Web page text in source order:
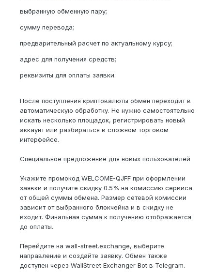
выбранную обменную пару;
сумму перевода;
предварительный расчет по актуальному курсу;
адрес для получения средств;
реквизиты для оплаты заявки.
После поступления криптовалюты обмен переходит в
автоматическую обработку. Не нужно самостоятельно
искать несколько площадок, регистрировать новый
аккаунт или разбираться в сложном торговом
интерфейсе.
Специальное предложение для новых пользователей
Укажите промокод WELCOME-QJFF при оформлении
заявки и получите скидку 0.5% на комиссию сервиса
от общей суммы обмена. Размер сетевой комиссии
зависит от выбранного блокчейна и в скидку не
входит. Финальная сумма к получению отображается
до оплаты.
Перейдите на wall-street.exchange, выберите
направление и создайте заявку. Обмен также
доступен через WallStreet Exchanger Bot в Telegram.